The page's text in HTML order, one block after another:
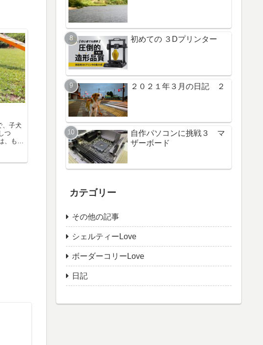
、子犬
つ
、もっ
重なる
初めての ３Dプリンター
２０２１年３月の日記 ２
自作パソコンに挑戦３ マ
ザーボード
カテゴリー
その他の記事
シェルティーLove
ボーダーコリーLove
日記